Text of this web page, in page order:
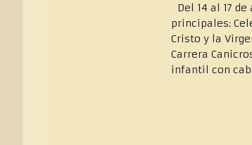
Del 14 al 17
principales:
Cristo y la
Carrera
infantil con